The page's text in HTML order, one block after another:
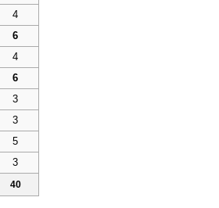
4
6
4
6
3
3
5
3
40